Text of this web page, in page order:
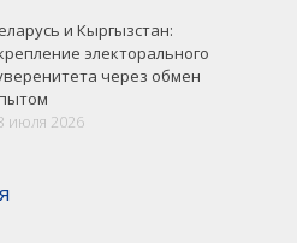
и Кыргызстан:
электорального
через обмен
июля 2026